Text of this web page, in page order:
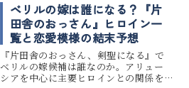
ベリルの嫁は誰になる？『片
田舎のおっさん』ヒロイン一
覧と恋愛模様の結末予想
『片田舎のおっさん、剣聖になる』で
ベリルの嫁候補は誰なのか。アリュー
シアを中心に主要ヒロインとの関係を